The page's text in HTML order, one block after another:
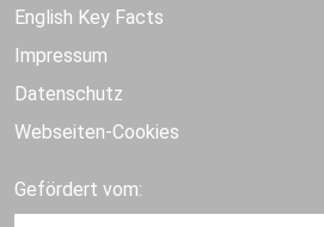
English Key Facts
Impressum
Datenschutz
Webseiten-Cookies
Gefördert vom: